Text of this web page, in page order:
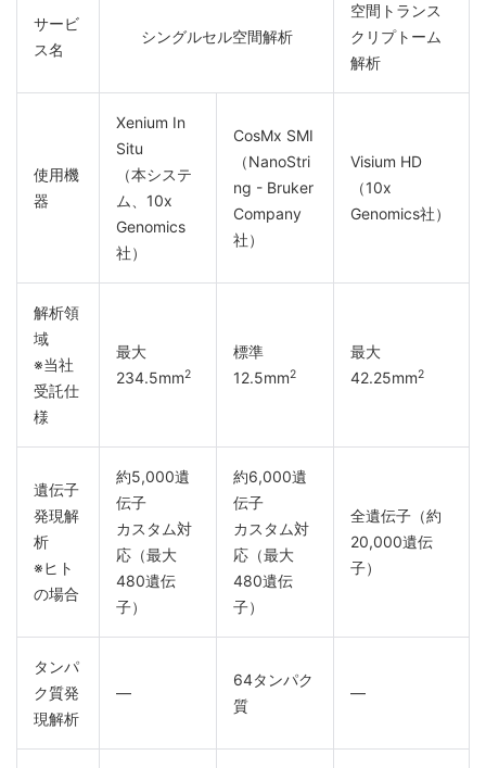
サービ
ス名
シングルセル空間解析
空間トランス
クリプトーム
解析
使用機
器
Xenium In
Situ
（本システ
ム、10x
Genomics
社）
CosMx SMI
（NanoStri
ng - Bruker
Company
社）
Visium HD
（10x
Genomics社）
解析領
域
※当社
受託仕
様
最大
234.5mm2
標準
12.5mm2
最大
42.25mm2
遺伝子
発現解
析
※ヒト
の場合
約5,000遺
伝子
カスタム対
応（最大
480遺伝
子）
約6,000遺
伝子
カスタム対
応（最大
480遺伝
子）
全遺伝子（約
20,000遺伝
子）
タンパ
ク質発
現解析
―
64タンパク
質
―